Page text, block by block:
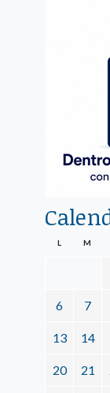
L M
6 7
13 14
20 21